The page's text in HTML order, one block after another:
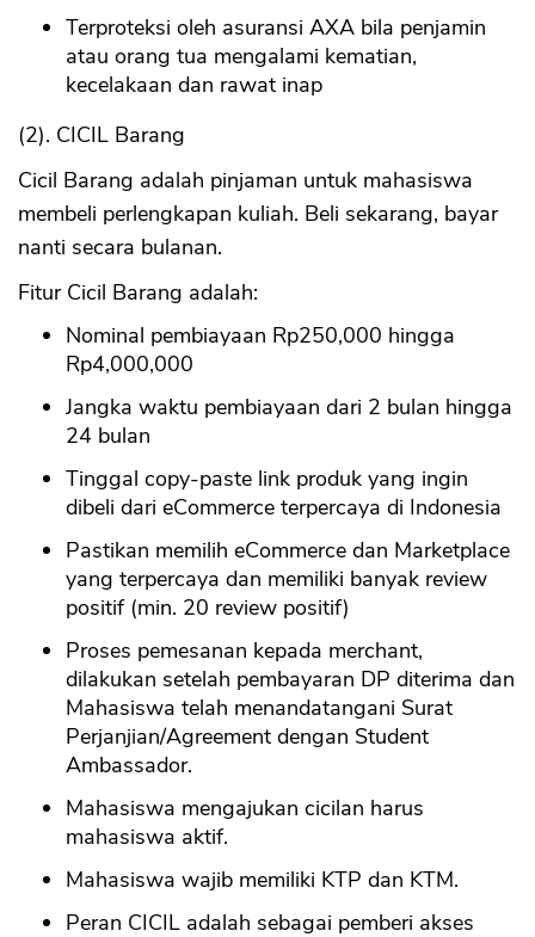
Terproteksi oleh asuransi AXA bila penjamin
atau orang tua mengalami kematian,
kecelakaan dan rawat inap
(2). CICIL Barang
Cicil Barang adalah pinjaman untuk mahasiswa
membeli perlengkapan kuliah. Beli sekarang, bayar
nanti secara bulanan.
Fitur Cicil Barang adalah:
Nominal pembiayaan Rp250,000 hingga
Rp4,000,000
Jangka waktu pembiayaan dari 2 bulan hingga
24 bulan
Tinggal copy-paste link produk yang ingin
dibeli dari eCommerce terpercaya di Indonesia
Pastikan memilih eCommerce dan Marketplace
yang terpercaya dan memiliki banyak review
positif (min. 20 review positif)
Proses pemesanan kepada merchant,
dilakukan setelah pembayaran DP diterima dan
Mahasiswa telah menandatangani Surat
Perjanjian/Agreement dengan Student
Ambassador.
Mahasiswa mengajukan cicilan harus
mahasiswa aktif.
Mahasiswa wajib memiliki KTP dan KTM.
Peran CICIL adalah sebagai pemberi akses